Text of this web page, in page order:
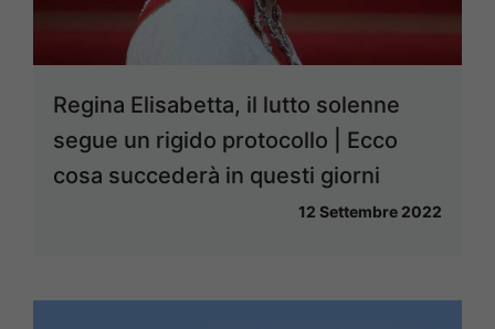
Regina Elisabetta, il lutto solenne
segue un rigido protocollo | Ecco
cosa succederà in questi giorni
12 Settembre 2022